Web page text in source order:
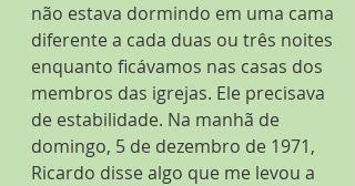
não estava dormindo em uma cama
diferente a cada duas ou três noites
enquanto ficávamos nas casas dos
membros das igrejas. Ele precisava
de estabilidade. Na manhã de
domingo, 5 de dezembro de 1971,
Ricardo disse algo que me levou a